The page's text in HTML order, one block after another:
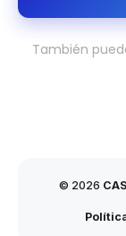
También
© 2026